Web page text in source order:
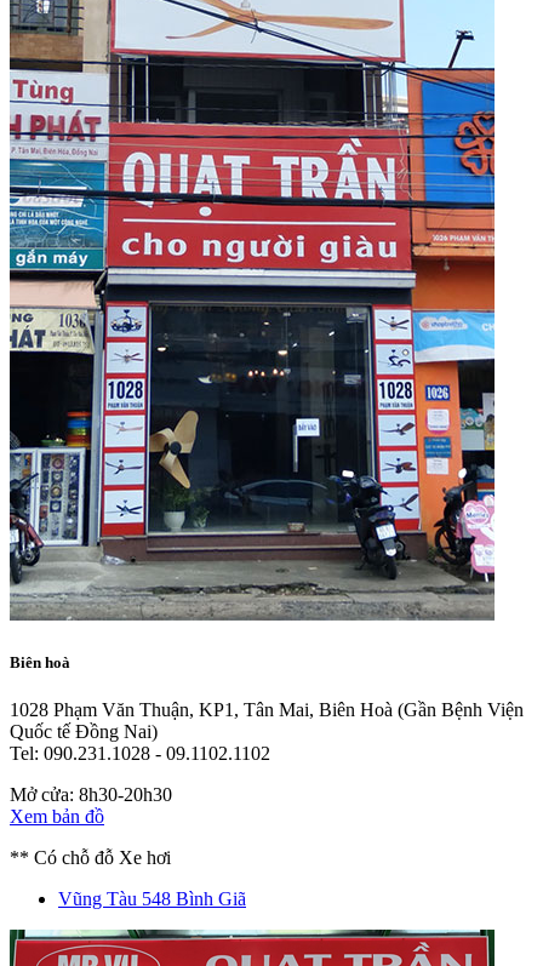
Biên hoà
1028 Phạm Văn Thuận, KP1, Tân Mai, Biên Hoà (Gần Bệnh Viện
Quốc tế Đồng Nai)
Tel: 090.231.1028 - 09.1102.1102
Mở cửa: 8h30-20h30
Xem bản đồ
** Có chỗ đỗ Xe hơi
Vũng Tàu 548 Bình Giã